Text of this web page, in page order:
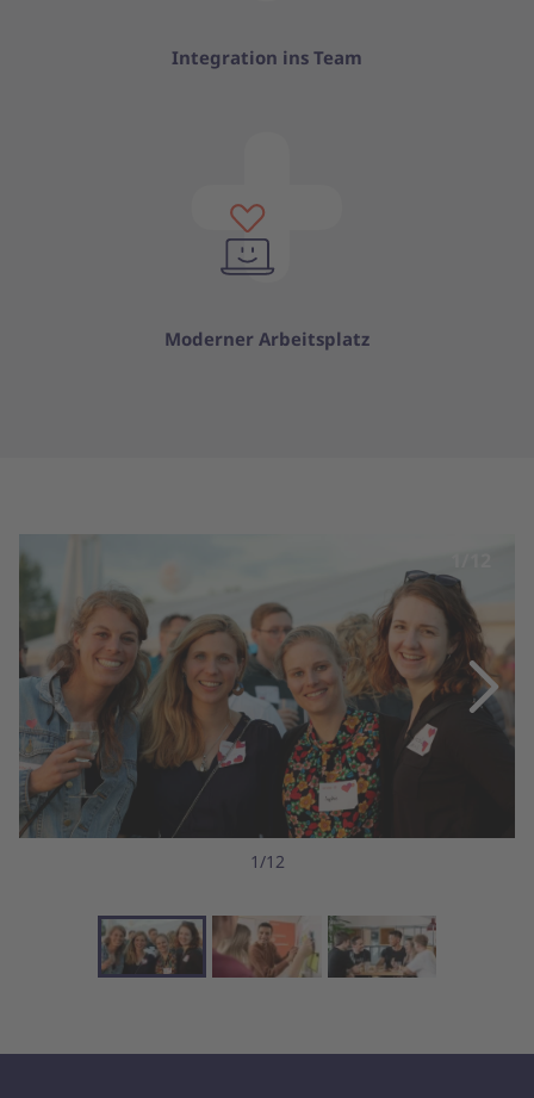
Integration ins Team
Moderner Arbeitsplatz
1/12